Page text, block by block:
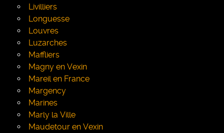
Livilliers
Longuesse
Louvres
Luzarches
Maffliers
Magny en Vexin
Mareil en France
Margency
Marines
Marly la Ville
Maudetour en Vexin